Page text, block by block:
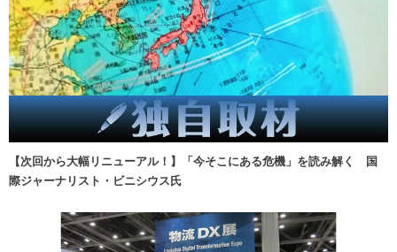
【次回から大幅リニューアル！】「今そこにある危機」を読み解く 国
際ジャーナリスト・ビニシウス氏